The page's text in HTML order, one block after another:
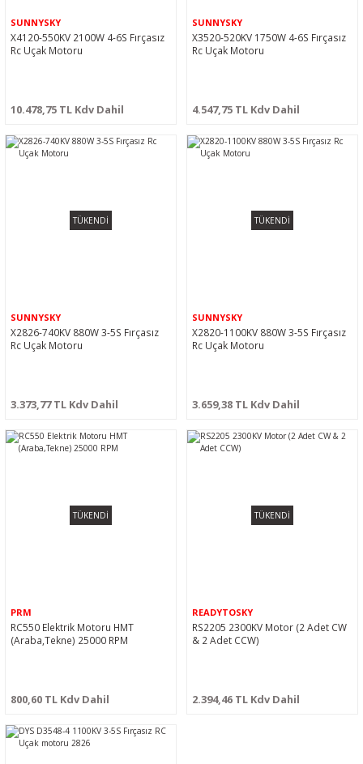
SUNNYSKY
X4120-550KV 2100W 4-6S Fırçasız
Rc Uçak Motoru
10.478,75 TL Kdv Dahil
SUNNYSKY
X3520-520KV 1750W 4-6S Fırçasız
Rc Uçak Motoru
4.547,75 TL Kdv Dahil
TÜKENDİ
SUNNYSKY
X2826-740KV 880W 3-5S Fırçasız
Rc Uçak Motoru
3.373,77 TL Kdv Dahil
TÜKENDİ
SUNNYSKY
X2820-1100KV 880W 3-5S Fırçasız
Rc Uçak Motoru
3.659,38 TL Kdv Dahil
TÜKENDİ
PRM
RC550 Elektrik Motoru HMT
(Araba,Tekne) 25000 RPM
800,60 TL Kdv Dahil
TÜKENDİ
READYTOSKY
RS2205 2300KV Motor (2 Adet CW
& 2 Adet CCW)
2.394,46 TL Kdv Dahil